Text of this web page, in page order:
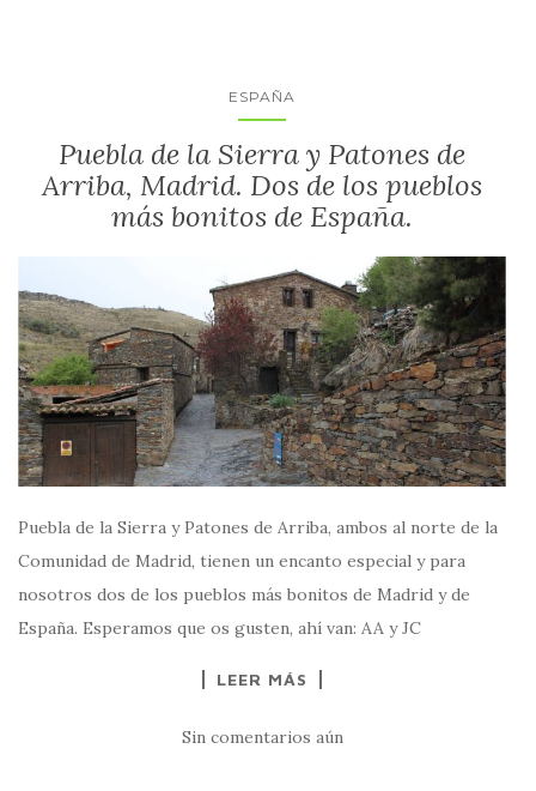
ESPAÑA
Puebla de la Sierra y Patones de
Arriba, Madrid. Dos de los pueblos
más bonitos de España.
Puebla de la Sierra y Patones de Arriba, ambos al norte de la
Comunidad de Madrid, tienen un encanto especial y para
nosotros dos de los pueblos más bonitos de Madrid y de
España. Esperamos que os gusten, ahí van: AA y JC
LEER MÁS
Sin comentarios aún